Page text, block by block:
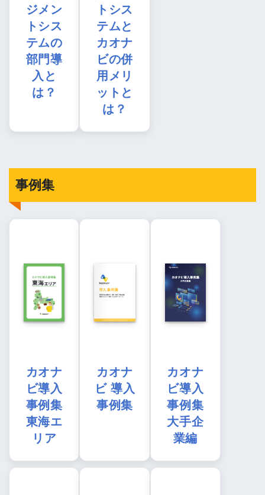
ジメン
トシス
テムの
部門導
入と
は？
トシス
テムと
カオナ
ビの併
用メリ
ットと
は？
事例集
カオナ
ビ導入
事例集
東海エ
リア
カオナ
ビ 導入
事例集
カオナ
ビ導入
事例集
大手企
業編